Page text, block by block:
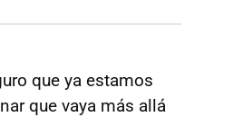
que ya estamos
que vaya más allá